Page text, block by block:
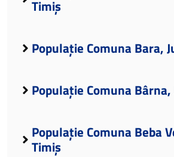
Timiș
Populație Comuna Bara,
Populație Comuna
Populație Comuna Beba
Timiș